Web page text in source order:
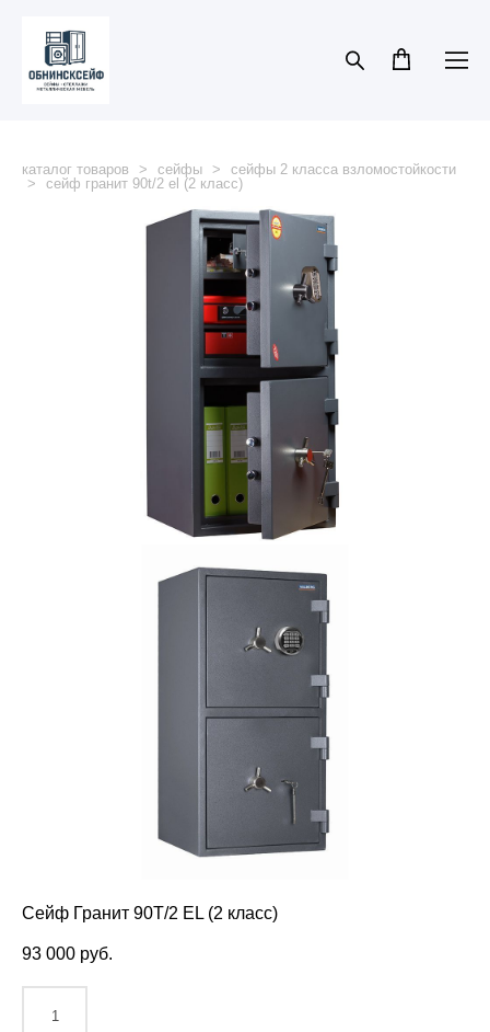
каталог товаров > сейфы >
сейфы 2 класса взломостойкости
>
сейф гранит 90t/2 el (2 класс)
Сейф Гранит 90T/2 EL (2 класс)
93 000 pуб.